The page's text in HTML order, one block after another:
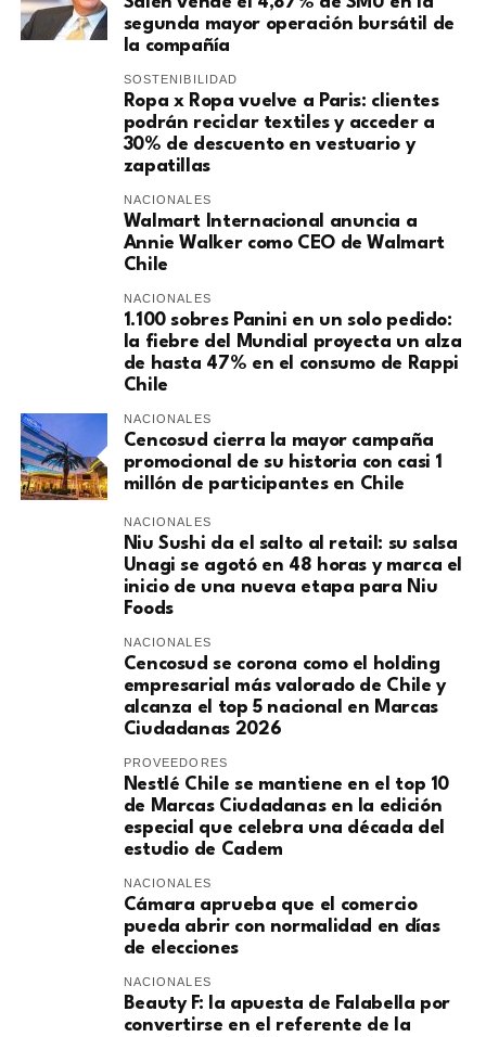
segunda mayor operación bursátil de
la compañía
SOSTENIBILIDAD
Ropa x Ropa vuelve a Paris: clientes
podrán reciclar textiles y acceder a
30% de descuento en vestuario y
zapatillas
NACIONALES
Walmart Internacional anuncia a
Annie Walker como CEO de Walmart
Chile
NACIONALES
1.100 sobres Panini en un solo pedido:
la fiebre del Mundial proyecta un alza
de hasta 47% en el consumo de Rappi
Chile
NACIONALES
Cencosud cierra la mayor campaña
promocional de su historia con casi 1
millón de participantes en Chile
NACIONALES
Niu Sushi da el salto al retail: su salsa
Unagi se agotó en 48 horas y marca el
inicio de una nueva etapa para Niu
Foods
NACIONALES
Cencosud se corona como el holding
empresarial más valorado de Chile y
alcanza el top 5 nacional en Marcas
Ciudadanas 2026
PROVEEDORES
Nestlé Chile se mantiene en el top 10
de Marcas Ciudadanas en la edición
especial que celebra una década del
estudio de Cadem
NACIONALES
Cámara aprueba que el comercio
pueda abrir con normalidad en días
de elecciones
NACIONALES
Beauty F: la apuesta de Falabella por
convertirse en el referente de la